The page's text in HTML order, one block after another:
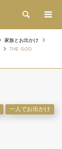
検索
家族とお出かけ
THE GOD
一人でお出かけ